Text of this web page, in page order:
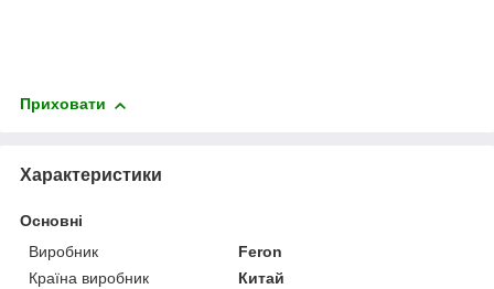
Приховати
Характеристики
Основні
Виробник
Feron
Країна виробник
Китай